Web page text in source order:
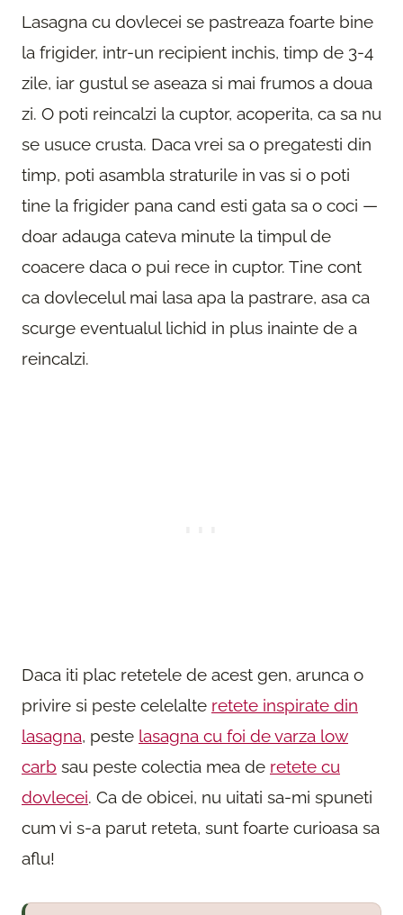
Lasagna cu dovlecei se pastreaza foarte bine
la frigider, intr-un recipient inchis, timp de 3-4
zile, iar gustul se aseaza si mai frumos a doua
zi. O poti reincalzi la cuptor, acoperita, ca sa nu
se usuce crusta. Daca vrei sa o pregatesti din
timp, poti asambla straturile in vas si o poti
tine la frigider pana cand esti gata sa o coci —
doar adauga cateva minute la timpul de
coacere daca o pui rece in cuptor. Tine cont
ca dovlecelul mai lasa apa la pastrare, asa ca
scurge eventualul lichid in plus inainte de a
reincalzi.
Daca iti plac retetele de acest gen, arunca o
privire si peste celelalte retete inspirate din
lasagna, peste lasagna cu foi de varza low
carb sau peste colectia mea de retete cu
dovlecei. Ca de obicei, nu uitati sa-mi spuneti
cum vi s-a parut reteta, sunt foarte curioasa sa
aflu!